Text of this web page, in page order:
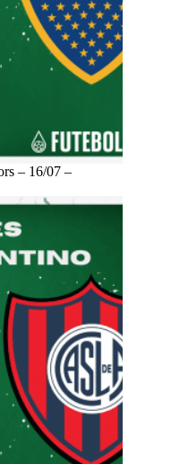
– 16/07 –